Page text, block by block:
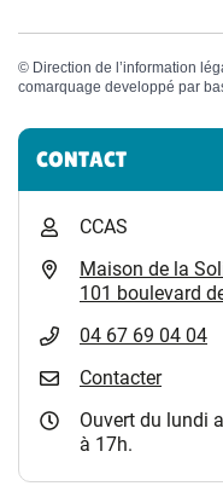
© Direction de l’information
comarquage developpé par
Informations
CONTACT
CCAS
Maison de la
101 boulevard
04 67 69 04 04
Contacter
Ouvert du lundi
à 17h.